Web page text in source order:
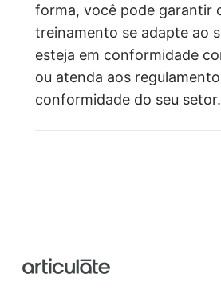
forma, você pode garantir
treinamento se adapte ao
esteja em conformidade
ou atenda aos
conformidade do seu setor.